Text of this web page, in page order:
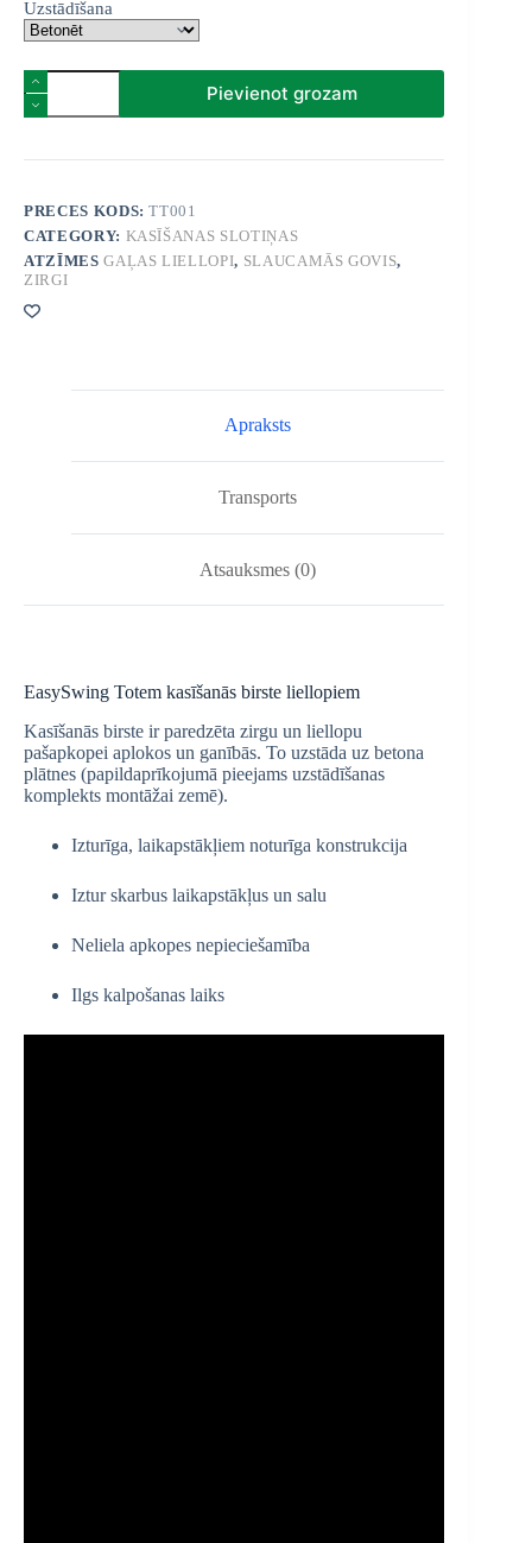
Uzstādīšana
EasySwing
Totem
kasīšanās
liellopiem
Pievienot grozam
PRECES KODS:TT001
CATEGORY: KASĪŠANAS SLOTIŅAS
ATZĪMESGAĻAS LIELLOPI, SLAUCAMĀS GOVIS,
ZIRGI
Apraksts
Transports
Atsauksmes (0)
EasySwing Totem kasīšanās birste liellopiem
Kasīšanās birste ir paredzēta zirgu un liellopu
pašapkopei aplokos un ganībās. To uzstāda uz betona
plātnes (papildaprīkojumā pieejams uzstādīšanas
komplekts montāžai zemē).
Izturīga, laikapstākļiem noturīga konstrukcija
Iztur skarbus laikapstākļus un salu
Neliela apkopes nepieciešamība
Ilgs kalpošanas laiks